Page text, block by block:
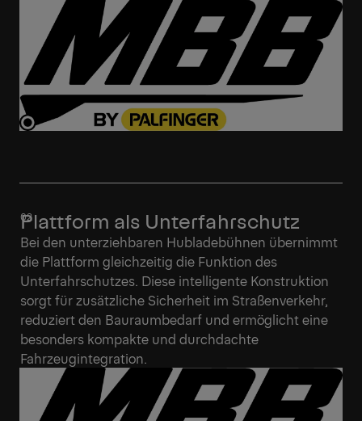
Plattform als Unterfahrschutz
Bei den unterziehbaren Hubladebühnen übernimmt
die Plattform gleichzeitig die Funktion des
Unterfahrschutzes. Diese intelligente Konstruktion
sorgt für zusätzliche Sicherheit im Straßenverkehr,
reduziert den Bauraumbedarf und ermöglicht eine
besonders kompakte und durchdachte
Fahrzeugintegration.